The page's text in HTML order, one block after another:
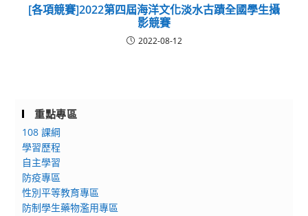
[各項競賽]2022第四屆海洋文化淡水古蹟全國學生攝
影競賽
2022-08-12
重點專區
108 課綱
學習歷程
自主學習
防疫專區
性別平等教育專區
防制學生藥物濫用專區